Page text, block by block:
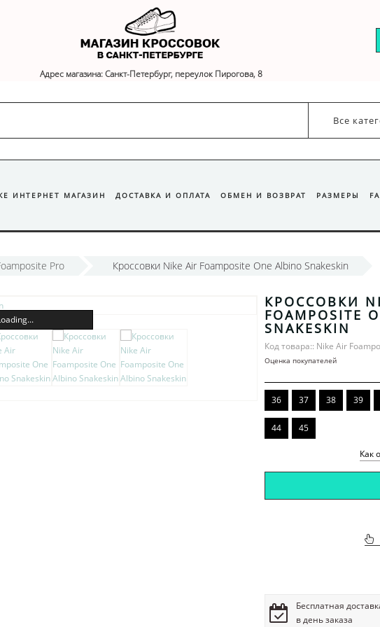
Адрес магазина: Санкт-Петербург, переулок Пирогова, 8
Все
ИНТЕРНЕТ МАГАЗИН ДОСТАВКА И ОПЛАТА ОБМЕН И ВОЗВРАТ РАЗМЕРЫ
Pro Кроссовки Nike Air Foamposite One Albino Snakeskin
КРОССОВКИ
FOAMPOSITE
SNAKESKIN
Код товара:: Nike Air
Оценка покупателей
36 37 38 39
44 45
Как
Бесплатная
в день заказа